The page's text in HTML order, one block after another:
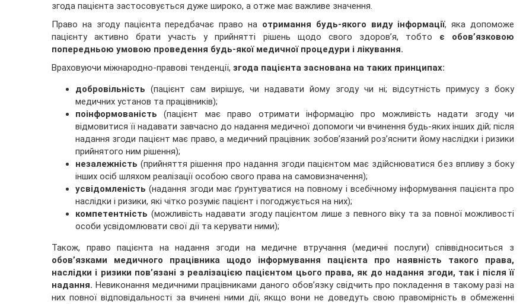
згода пацієнта застосовується дуже широко, а отже має важливе значення.
Право на згоду пацієнта передбачає право на отримання будь-якого виду інформації, яка допоможе
пацієнту активно брати участь у прийнятті рішень щодо свого здоров’я, тобто є обов’язковою
попередньою умовою проведення будь-якої медичної процедури і лікування.
Враховуючи міжнародно-правові тенденції, згода пацієнта заснована на таких принципах:
добровільність (пацієнт сам вирішує, чи надавати йому згоду чи ні; відсутність примусу з боку
медичних установ та працівників);
поінформованість (пацієнт має право отримати інформацію про можливість надати згоду чи
відмовитися її надавати завчасно до надання медичної допомоги чи вчинення будь-яких інших дій; після
надання згоди пацієнт має право, а медичний працівник зобов’язаний роз’яснити йому наслідки і ризики
прийнятого ним рішення);
незалежність (прийняття рішення про надання згоди пацієнтом має здійснюватися без впливу з боку
інших осіб шляхом реалізації особою свого права на самовизначення);
усвідомленість (надання згоди має ґрунтуватися на повному і всебічному інформування пацієнта про
наслідки і ризики, які чітко розуміє пацієнт і погоджується на них);
компетентність (можливість надавати згоду пацієнтом лише з певного віку та за повної можливості
особи усвідомлювати свої дії та керувати ними);
Також, право пацієнта на надання згоди на медичне втручання (медичні послуги) співвідноситься з
обов’язками медичного працівника щодо інформування пацієнта про наявність такого права,
наслідки і ризики пов’язані з реалізацією пацієнтом цього права, як до надання згоди, так і після її
надання. Невиконання медичними працівниками даного обов’язку свідчить про покладення в такому разі на
них повної відповідальності за вчинені ними дії, якщо вони не доведуть свою правомірність в обмеженні